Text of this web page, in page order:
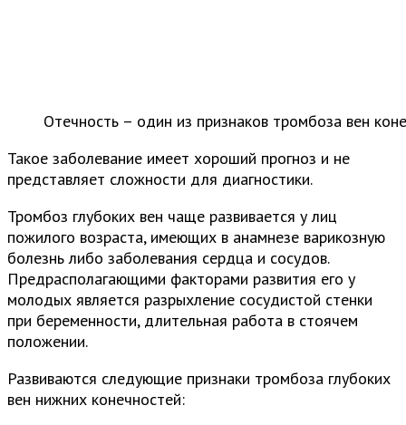
Отечность – один из признаков тромбоза вен
Такое заболевание имеет хороший прогноз и не
представляет сложности для диагностики.
Тромбоз глубоких вен чаще развивается у лиц
пожилого возраста, имеющих в анамнезе варикозную
болезнь либо заболевания сердца и сосудов.
Предрасполагающими факторами развития его у
молодых является разрыхление сосудистой стенки
при беременности, длительная работа в стоячем
положении.
Развиваются следующие признаки тромбоза глубоких
вен нижних конечностей: